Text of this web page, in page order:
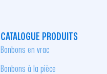
CATALOGUE PRODUITS
Bonbons en vrac
Bonbons à la pièce